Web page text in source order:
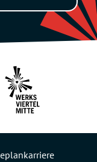
Partner
karriere